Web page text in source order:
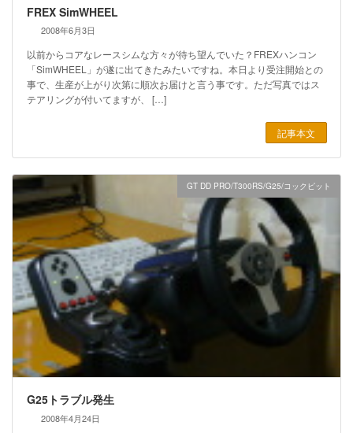
FREX SimWHEEL
2008年6月3日
以前からコアなレースシムな方々が待ち望んでいた？FREXハンコン
「SimWHEEL」が遂に出てきたみたいですね。本日より受注開始との
事で、生産が上がり次第に順次お届けと言う事です。ただ写真ではス
テアリングが付いてますが、 […]
記事本文
GT DD PRO/T300RS/G25/コックピット
G25トラブル発生
2008年4月24日